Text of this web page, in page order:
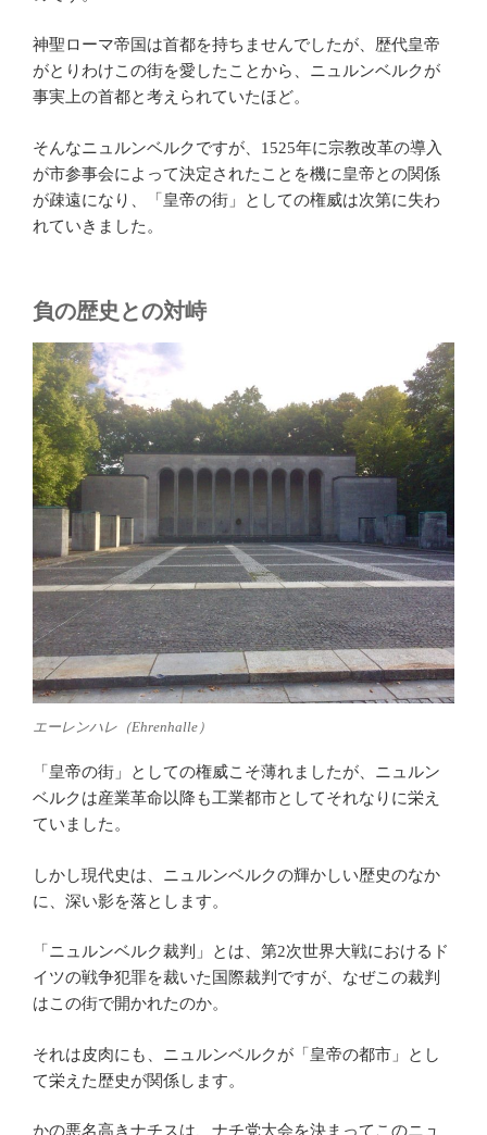
神聖ローマ帝国は首都を持ちませんでしたが、歴代皇帝
がとりわけこの街を愛したことから、ニュルンベルクが
事実上の首都と考えられていたほど。
そんなニュルンベルクですが、1525年に宗教改革の導入
が市参事会によって決定されたことを機に皇帝との関係
が疎遠になり、「皇帝の街」としての権威は次第に失わ
れていきました。
負の歴史との対峙
エーレンハレ（Ehrenhalle）
「皇帝の街」としての権威こそ薄れましたが、ニュルン
ベルクは産業革命以降も工業都市としてそれなりに栄え
ていました。
しかし現代史は、ニュルンベルクの輝かしい歴史のなか
に、深い影を落とします。
「ニュルンベルク裁判」とは、第2次世界大戦におけるド
イツの戦争犯罪を裁いた国際裁判ですが、なぜこの裁判
はこの街で開かれたのか。
それは皮肉にも、ニュルンベルクが「皇帝の都市」とし
て栄えた歴史が関係します。
かの悪名高きナチスは、ナチ党大会を決まってこのニュ